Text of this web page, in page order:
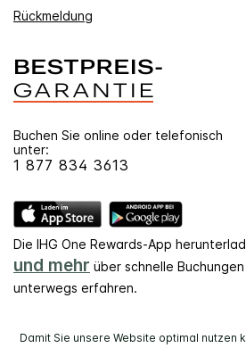
Rückmeldung
Buchen Sie online oder telefonisch
unter:
1 877 834 3613
Die IHG One Rewards-App
und mehr über schnelle
unterwegs erfahren.
Damit Sie unsere Website optimal nutzen